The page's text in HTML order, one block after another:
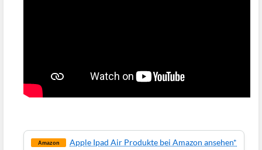
Amazon Apple Ipad Air Produkte bei Amazon ansehen*